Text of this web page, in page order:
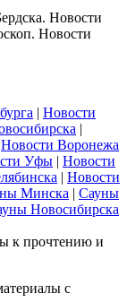
Новости
Новости
| Новости
|
Новости Воронежа
Уфы | Новости
| Новости
Минска | Сауны
Новосибирска
к прочтению и
с